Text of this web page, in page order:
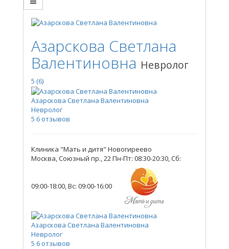
Азарскова Светлана
Валентиновна Невролог
5 (6)
Азарскова Светлана Валентиновна
Невролог
5 6 отзывов
Клиника "Мать и дитя" Новогиреево
Москва, Союзный пр., 22Пн-Пт: 08:30-20:30, Сб:
09:00-18:00, Вс: 09:00-16:00
Азарскова Светлана Валентиновна
Невролог
5 6 отзывов